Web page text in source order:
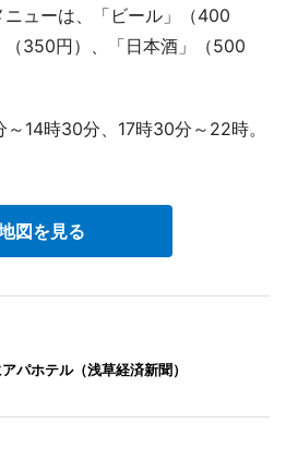
ューは、「ビール」（400
（350円）、「日本酒」（500
14時30分、17時30分～22時。
図を見る
パホテル（浅草経済新聞）